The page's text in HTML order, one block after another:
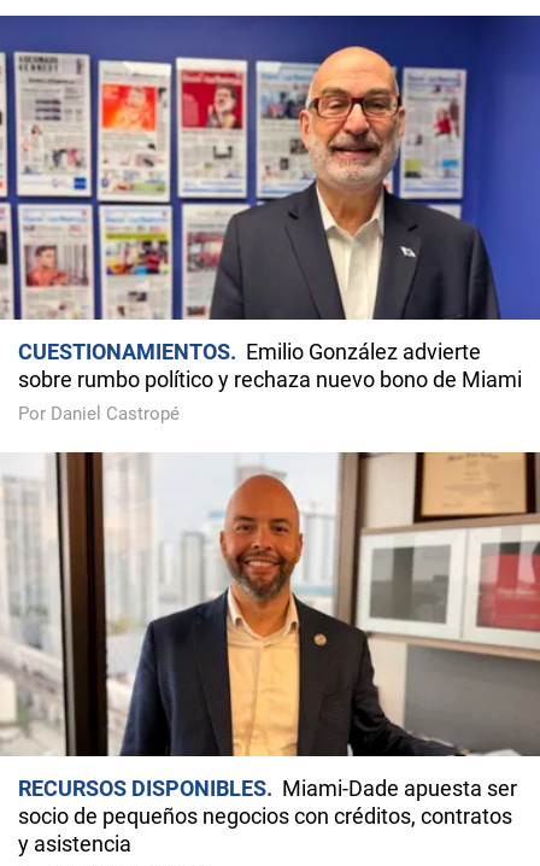
CUESTIONAMIENTOS
Emilio González advierte
sobre rumbo político y rechaza nuevo bono de Miami
Por Daniel Castropé
RECURSOS DISPONIBLES
Miami-Dade apuesta ser
socio de pequeños negocios con créditos, contratos
y asistencia